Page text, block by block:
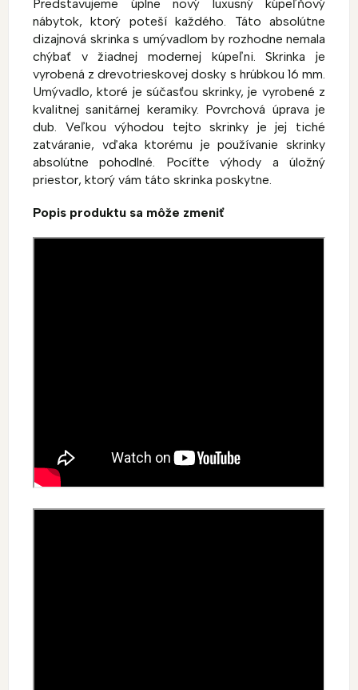
Predstavujeme úplne nový luxusný kúpeľňový
nábytok, ktorý poteší každého. Táto absolútne
dizajnová skrinka s umývadlom by rozhodne nemala
chýbať v žiadnej modernej kúpeľni. Skrinka je
vyrobená z drevotrieskovej dosky s hrúbkou 16 mm.
Umývadlo, ktoré je súčasťou skrinky, je vyrobené z
kvalitnej sanitárnej keramiky. Povrchová úprava je
dub. Veľkou výhodou tejto skrinky je jej tiché
zatváranie, vďaka ktorému je používanie skrinky
absolútne pohodlné. Pocíťte výhody a úložný
priestor, ktorý vám táto skrinka poskytne.
Popis produktu sa môže zmeniť